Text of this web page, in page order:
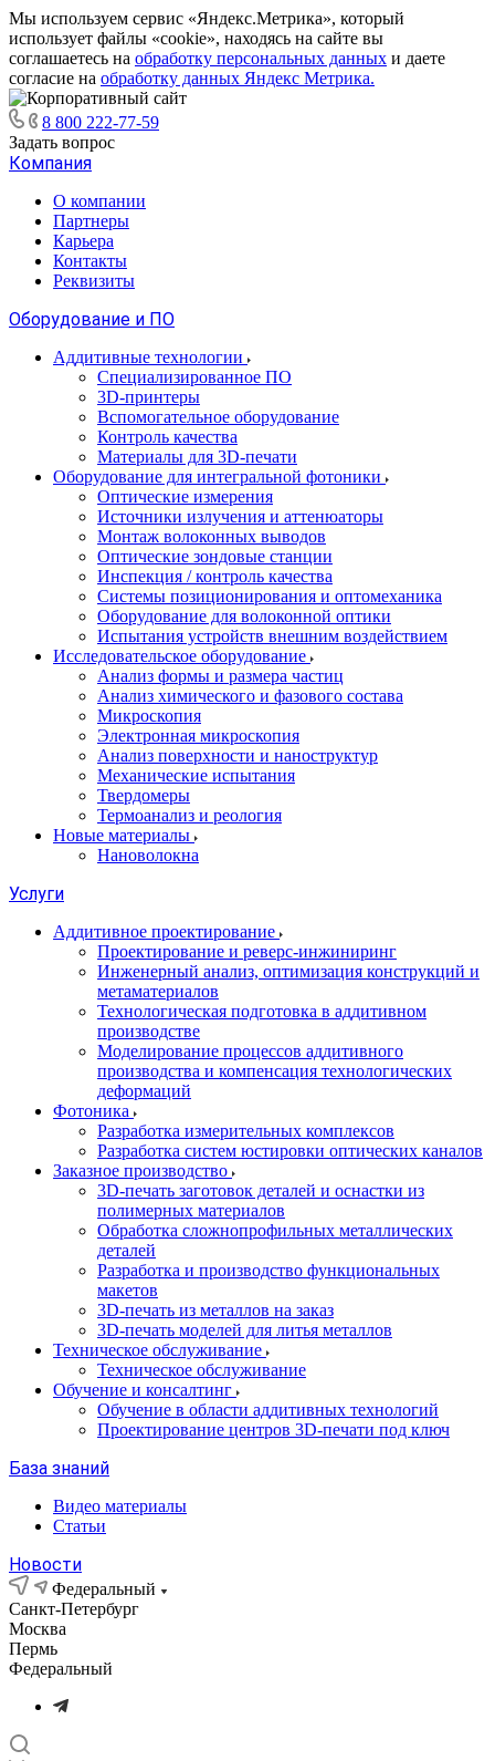
Мы используем сервис «Яндекс.Метрика», который
использует файлы «cookie», находясь на сайте вы
соглашаетесь на обработку персональных данных и даете
согласие на обработку данных Яндекс Метрика.
8 800 222-77-59
Задать вопрос
Компания
О компании
Партнеры
Карьера
Контакты
Реквизиты
Оборудование и ПО
Аддитивные технологии
Специализированное ПО
3D-принтеры
Вспомогательное оборудование
Контроль качества
Материалы для 3D-печати
Оборудование для интегральной фотоники
Оптические измерения
Источники излучения и аттенюаторы
Монтаж волоконных выводов
Оптические зондовые станции
Инспекция / контроль качества
Системы позиционирования и оптомеханика
Оборудование для волоконной оптики
Испытания устройств внешним воздействием
Исследовательское оборудование
Анализ формы и размера частиц
Анализ химического и фазового состава
Микроскопия
Электронная микроскопия
Анализ поверхности и наноструктур
Механические испытания
Твердомеры
Термоанализ и реология
Новые материалы
Нановолокна
Услуги
Аддитивное проектирование
Проектирование и реверс-инжиниринг
Инженерный анализ, оптимизация конструкций и
метаматериалов
Технологическая подготовка в аддитивном
производстве
Моделирование процессов аддитивного
производства и компенсация технологических
деформаций
Фотоника
Разработка измерительных комплексов
Разработка систем юстировки оптических каналов
Заказное производство
3D-печать заготовок деталей и оснастки из
полимерных материалов
Обработка сложнопрофильных металлических
деталей
Разработка и производство функциональных
макетов
3D-печать из металлов на заказ
3D-печать моделей для литья металлов
Техническое обслуживание
Техническое обслуживание
Обучение и консалтинг
Обучение в области аддитивных технологий
Проектирование центров 3D-печати под ключ
База знаний
Видео материалы
Статьи
Новости
Федеральный
Санкт-Петербург
Москва
Пермь
Федеральный